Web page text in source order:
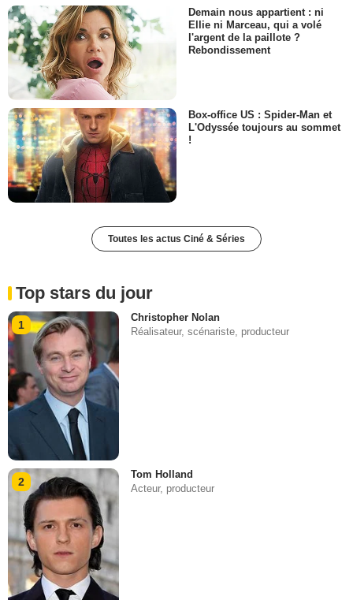
Demain nous appartient : ni
Ellie ni Marceau, qui a volé
l'argent de la paillote ?
Rebondissement
Box-office US : Spider-Man et
L'Odyssée toujours au sommet
!
Toutes les actus Ciné & Séries
Top stars du jour
1
Christopher Nolan
Réalisateur, scénariste, producteur
2
Tom Holland
Acteur, producteur